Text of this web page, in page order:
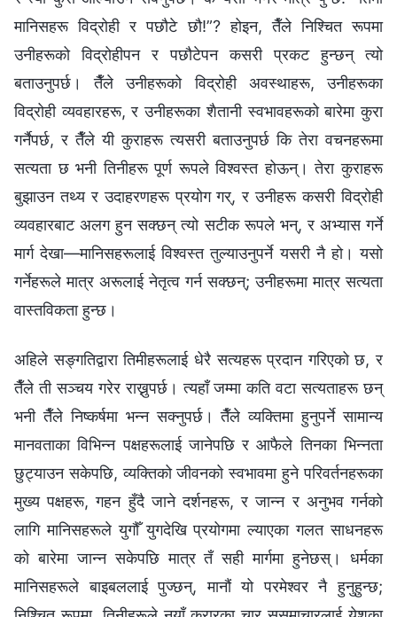
मानिसहरू विद्रोही र पछौटे छौ!”? होइन, तैँले निश्‍चित रूपमा
उनीहरूको विद्रोहीपन र पछौटेपन कसरी प्रकट हुन्छन् त्यो
बताउनुपर्छ। तैँले उनीहरूको विद्रोही अवस्थाहरू, उनीहरूका
विद्रोही व्यवहारहरू, र उनीहरूका शैतानी स्वभावहरूको बारेमा कुरा
गर्नैपर्छ, र तैँले यी कुराहरू त्यसरी बताउनुपर्छ कि तेरा वचनहरूमा
सत्यता छ भनी तिनीहरू पूर्ण रूपले विश्‍वस्त होऊन्। तेरा कुराहरू
बुझाउन तथ्य र उदाहरणहरू प्रयोग गर्, र उनीहरू कसरी विद्रोही
व्यवहारबाट अलग हुन सक्छन् त्यो सटीक रूपले भन्, र अभ्यास गर्ने
मार्ग देखा—मानिसहरूलाई विश्‍वस्त तुल्याउनुपर्ने यसरी नै हो। यसो
गर्नेहरूले मात्र अरूलाई नेतृत्व गर्न सक्छन्; उनीहरूमा मात्र सत्यता
वास्तविकता हुन्छ।
अहिले सङ्गतिद्वारा तिमीहरूलाई धेरै सत्यहरू प्रदान गरिएको छ, र
तैँले ती सञ्चय गरेर राख्नुपर्छ। त्यहाँ जम्‍मा कति वटा सत्यताहरू छन्
भनी तैँले निष्कर्षमा भन्न सक्नुपर्छ। तैँले व्यक्तिमा हुनुपर्ने सामान्य
मानवताका विभिन्‍न पक्षहरूलाई जानेपछि र आफैले तिनका भिन्नता
छुट्याउन सकेपछि, व्यक्तिको जीवनको स्वभावमा हुने परिवर्तनहरूका
मुख्य पक्षहरू, गहन हुँदै जाने दर्शनहरू, र जान्‍न र अनुभव गर्नको
लागि मानिसहरूले युगौँ युगदेखि प्रयोगमा ल्याएका गलत साधनहरू
को बारेमा जान्‍न सकेपछि मात्र तँ सही मार्गमा हुनेछस्। धर्मका
मानिसहरूले बाइबललाई पुज्छन्, मानौं यो परमेश्‍वर नै हुनुहुन्छ;